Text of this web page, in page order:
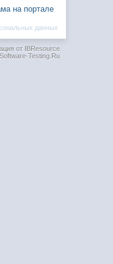
на портале
данных
от IBResource
Testing.Ru